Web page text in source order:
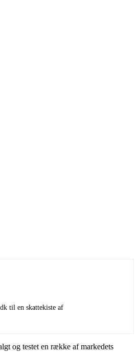
til en skattekiste af
og testet en række af markedets